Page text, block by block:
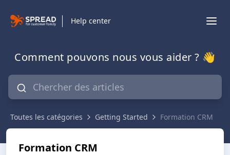
Help center
Comment pouvons nous vous aider ? 👋
Toutes les catégories Getting Started Formation CRM
Formation CRM